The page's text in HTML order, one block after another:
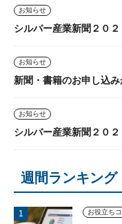
お知らせ
シルバー産業新聞２０
お知らせ
新聞・書籍のお申し込み
お知らせ
シルバー産業新聞２０
週間ランキング